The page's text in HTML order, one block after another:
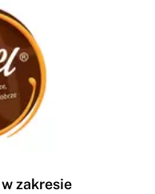
zakresie